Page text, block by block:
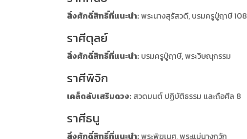
สิ่งศักดิ์สิทธิ์ที่แนะนำ:พระนางสุรัสวดี, บรมครูปู่ฤาษี 108
ราศีตุลย์
สิ่งศักดิ์สิทธิ์ที่แนะนำ: บรมครูปู่ฤาษี, พระวิษณุกรรม
ราศีพิจิก
เคล็ดลับเสริมดวง: สวดมนต์ ปฏิบัติธรรม และถือศีล 8
ราศีธนู
สิ่งศักดิ์สิทธิ์ที่แนะนำ:พระพิฆเนศ, พระแม่นางกวัก